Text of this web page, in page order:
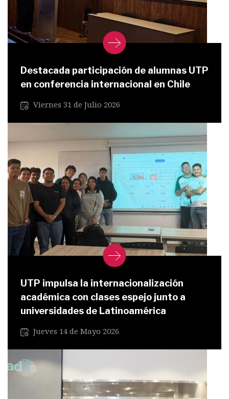
Destacada participación de alumnas UTP
en conferencia internacional en Chile
Viernes 31 de Julio 2026
UTP impulsa la internacionalización
académica con clases espejo junto a
universidades de Latinoamérica
Jueves 14 de Mayo 2026